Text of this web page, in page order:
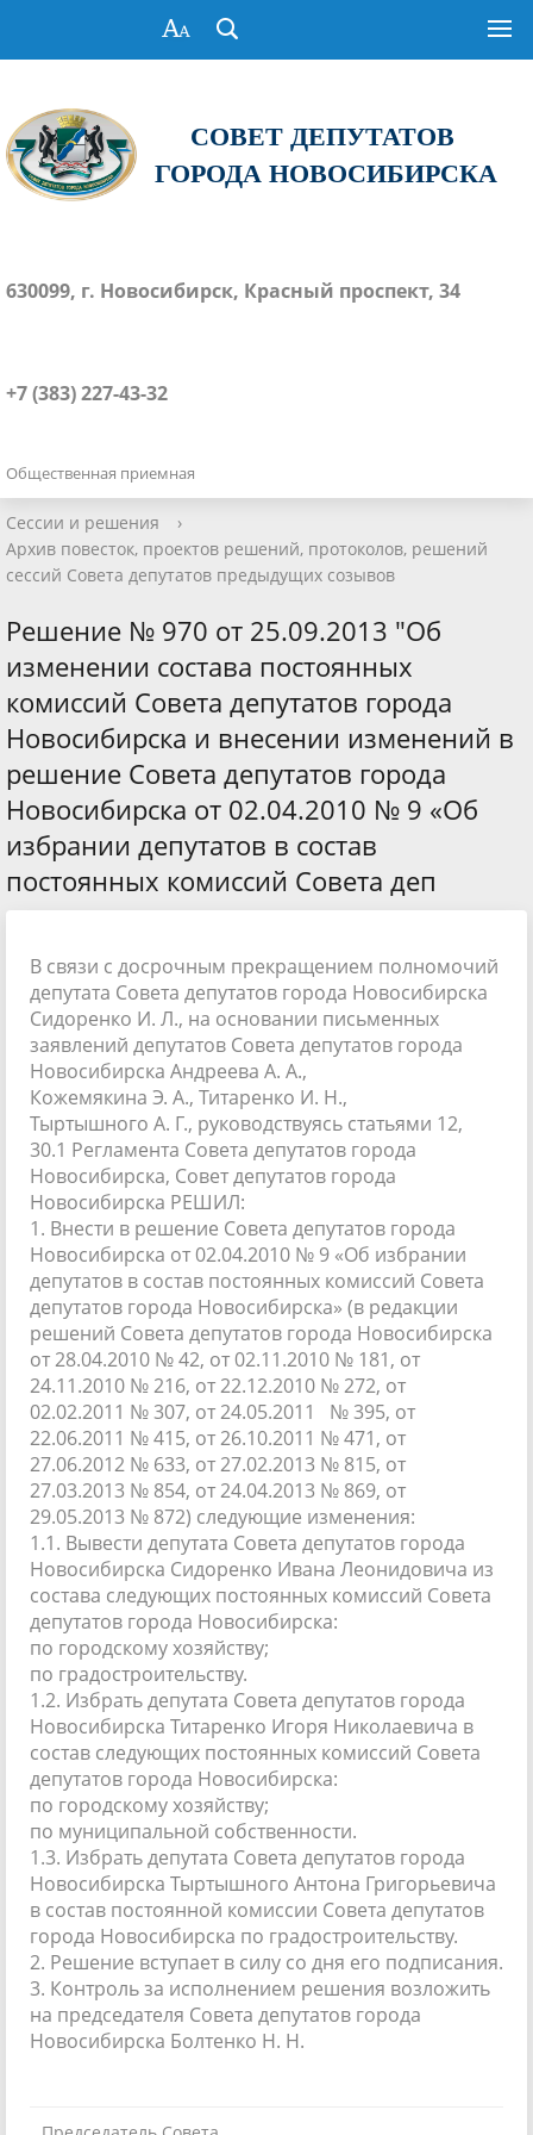
СОВЕТ ДЕПУТАТОВ
ГОРОДА НОВОСИБИРСКА
630099, г. Новосибирск, Красный проспект, 34
+7 (383) 227-43-32
Общественная приемная
Сессии и решения
›
Архив повесток, проектов решений, протоколов, решений
сессий Совета депутатов предыдущих созывов
Решение № 970 от 25.09.2013 "Об
изменении состава постоянных
комиссий Совета депутатов города
Новосибирска и внесении изменений в
решение Совета депутатов города
Новосибирска от 02.04.2010 № 9 «Об
избрании депутатов в состав
постоянных комиссий Совета деп
В связи с досрочным прекращением полномочий
депутата Совета депутатов города Новосибирска
Сидоренко И. Л., на основании письменных
заявлений депутатов Совета депутатов города
Новосибирска Андреева А. А.,
Кожемякина Э. А., Титаренко И. Н.,
Тыртышного А. Г., руководствуясь статьями 12,
30.1 Регламента Совета депутатов города
Новосибирска, Совет депутатов города
Новосибирска РЕШИЛ:
1. Внести в решение Совета депутатов города
Новосибирска от 02.04.2010 № 9 «Об избрании
депутатов в состав постоянных комиссий Совета
депутатов города Новосибирска» (в редакции
решений Совета депутатов города Новосибирска
от 28.04.2010 № 42, от 02.11.2010 № 181, от
24.11.2010 № 216, от 22.12.2010 № 272, от
02.02.2011 № 307, от 24.05.2011 № 395, от
22.06.2011 № 415, от 26.10.2011 № 471, от
27.06.2012 № 633, от 27.02.2013 № 815, от
27.03.2013 № 854, от 24.04.2013 № 869, от
29.05.2013 № 872) следующие изменения:
1.1. Вывести депутата Совета депутатов города
Новосибирска Сидоренко Ивана Леонидовича из
состава следующих постоянных комиссий Совета
депутатов города Новосибирска:
по городскому хозяйству;
по градостроительству.
1.2. Избрать депутата Совета депутатов города
Новосибирска Титаренко Игоря Николаевича в
состав следующих постоянных комиссий Совета
депутатов города Новосибирска:
по городскому хозяйству;
по муниципальной собственности.
1.3. Избрать депутата Совета депутатов города
Новосибирска Тыртышного Антона Григорьевича
в состав постоянной комиссии Совета депутатов
города Новосибирска по градостроительству.
2. Решение вступает в силу со дня его подписания.
3. Контроль за исполнением решения возложить
на председателя Совета депутатов города
Новосибирска Болтенко Н. Н.